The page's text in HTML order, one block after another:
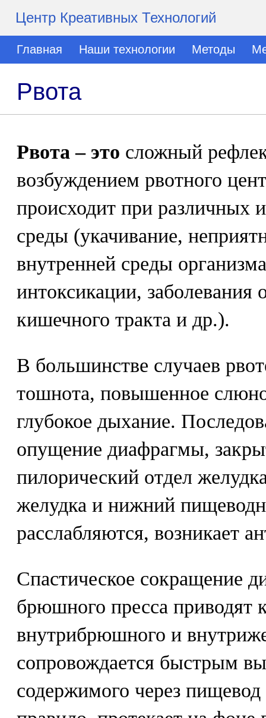
Центр Креативных Технологий
Главная Наши технологии Методы
Рвота
Рвота – это сложный
возбуждением рвотного
происходит при различных
среды (укачивание,
внутренней среды
интоксикации, заболевания
кишечного тракта и др.).
В большинстве случаев
тошнота, повышенное
глубокое дыхание.
опущение диафрагмы,
пилорический отдел
желудка и нижний
расслабляются, возникает
Спастическое сокращение
брюшного пресса
внутрибрюшного и
сопровождается быстрым
содержимого через